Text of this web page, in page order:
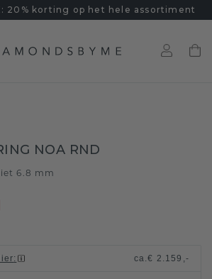
20% korting op het hele assortiment
NOA RND
6.8 mm
: ca.€ 2.159,-